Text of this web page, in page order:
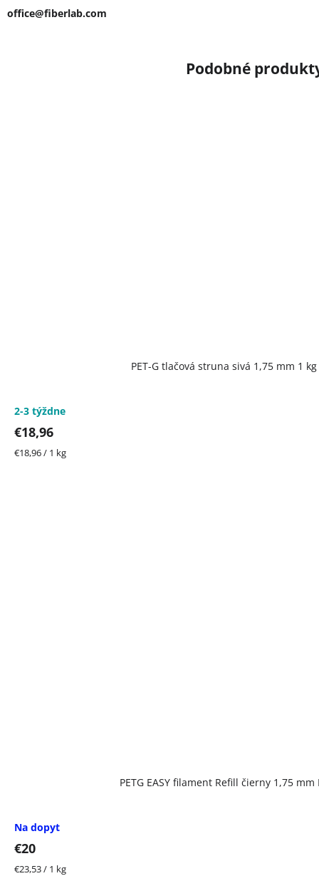
PET-G tlačová struna sivá 1,75 mm 1
2-3 týždne
€18,96
Jednotková
€18,96 / 1 kg
PETG EASY filament Refill čierny 1,75
Na dopyt
€20
Jednotková
€23,53 / 1 kg
office@fiberlab.com